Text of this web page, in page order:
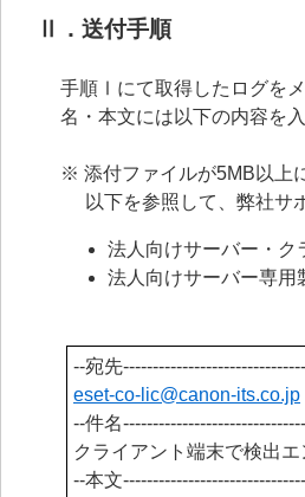
Ⅱ．送付手順
手順Ⅰにて取得したログを
名・本文には以下の内容を入
※ 添付ファイルが5MB以上
以下を参照して、弊社サ
法人向けサーバー・ク
法人向けサーバー専用
--宛先
eset-co-lic@canon-its.co.jp
--件名
クライアント端末で検出
--本文